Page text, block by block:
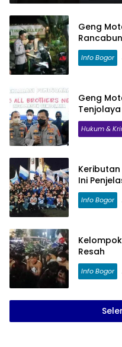
Geng
Info Bogor
Geng
Hukum &
Ini
Info Bogor
Resah
Info Bogor